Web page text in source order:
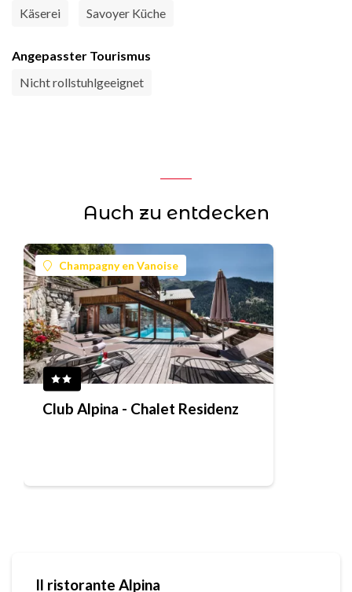
Käserei Savoyer Küche
Angepasster Tourismus
Nicht rollstuhlgeeignet
Auch zu entdecken
Champagny en Vanoise
Club Alpina - Chalet Residenz
Il ristorante Alpina